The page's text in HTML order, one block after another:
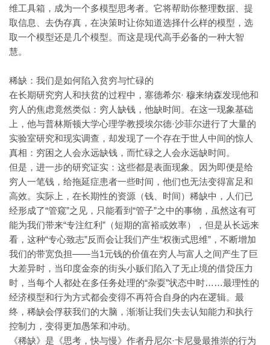
维工具箱，成为一个多模型思考者。它将帮助你整理数据、提
取信息、去伪存真，在决策时让你知道选择什么样的模型，选
取一个模型还是几个模型。而这是现代高手必备的一种大智
慧。
稀缺：我们是如何陷入贫穷与忙碌的
在长期研究穷人和扶贫的过程中，塞德希尔· 穆来纳森发现他和
穷人的焦虑竟然类似：穷人缺钱，他缺时间。在这一现象基础
上，他与普林斯顿大学心理学教授埃尔德·沙菲尔进行了大量的
实验室研究和现实调查，却发现了一个存在于世人中间的惊人
真相：穷困之人会永远缺钱，而忙碌之人会永远缺时间。
但是，进一步的研究证实：这些都是表面现象。因为即便是给
穷人一笔钱，给拖延症患者一些时间，他们也无法变得富足和
高效。实际上，在长期性的资源（钱、时间）稀缺中，人们已
经形成了“管窥”之见，只能看到“管子”之中的事物，虽然这有可
能为我们带来“专注红利”（短期的富裕或效率），但是从长远来
看，这种“专心致志”反而会让我们产生“权衡式思维”，不断增加
我们的带宽负担——当1元钱的价值在穷人与富人之间产生了巨
大差异时，当印度金奈的街头小贩们陷入了无止境的借贷压力
时，当每个人都处在多任务处理的“杂耍”状态中时……最理性的
经济模型和行为方式都会变得不再符合自身的内在逻辑。最
终，稀缺会俘获我们的大脑，渐渐让我们失去认知能力和执行
控制力，变得更加愚笨和冲动。
《稀缺》是《思考，快与慢》作者丹尼尔·卡尼曼最推崇的行为